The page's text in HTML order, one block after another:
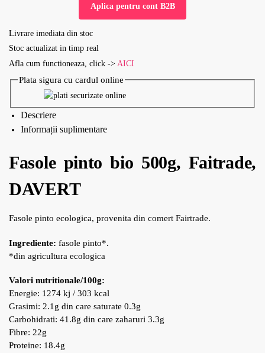
Aplica pentru cont B2B
Livrare imediata din stoc
Stoc actualizat in timp real
Afla cum functioneaza, click -> AICI
Plata sigura cu cardul online
Descriere
Informații suplimentare
Fasole pinto bio 500g, Faitrade,
DAVERT
Fasole pinto ecologica, provenita din comert Fairtrade.
Ingrediente: fasole pinto*.
*din agricultura ecologica
Valori nutritionale/100g:
Energie: 1274 kj / 303 kcal
Grasimi: 2.1g din care saturate 0.3g
Carbohidrati: 41.8g din care zaharuri 3.3g
Fibre: 22g
Proteine: 18.4g